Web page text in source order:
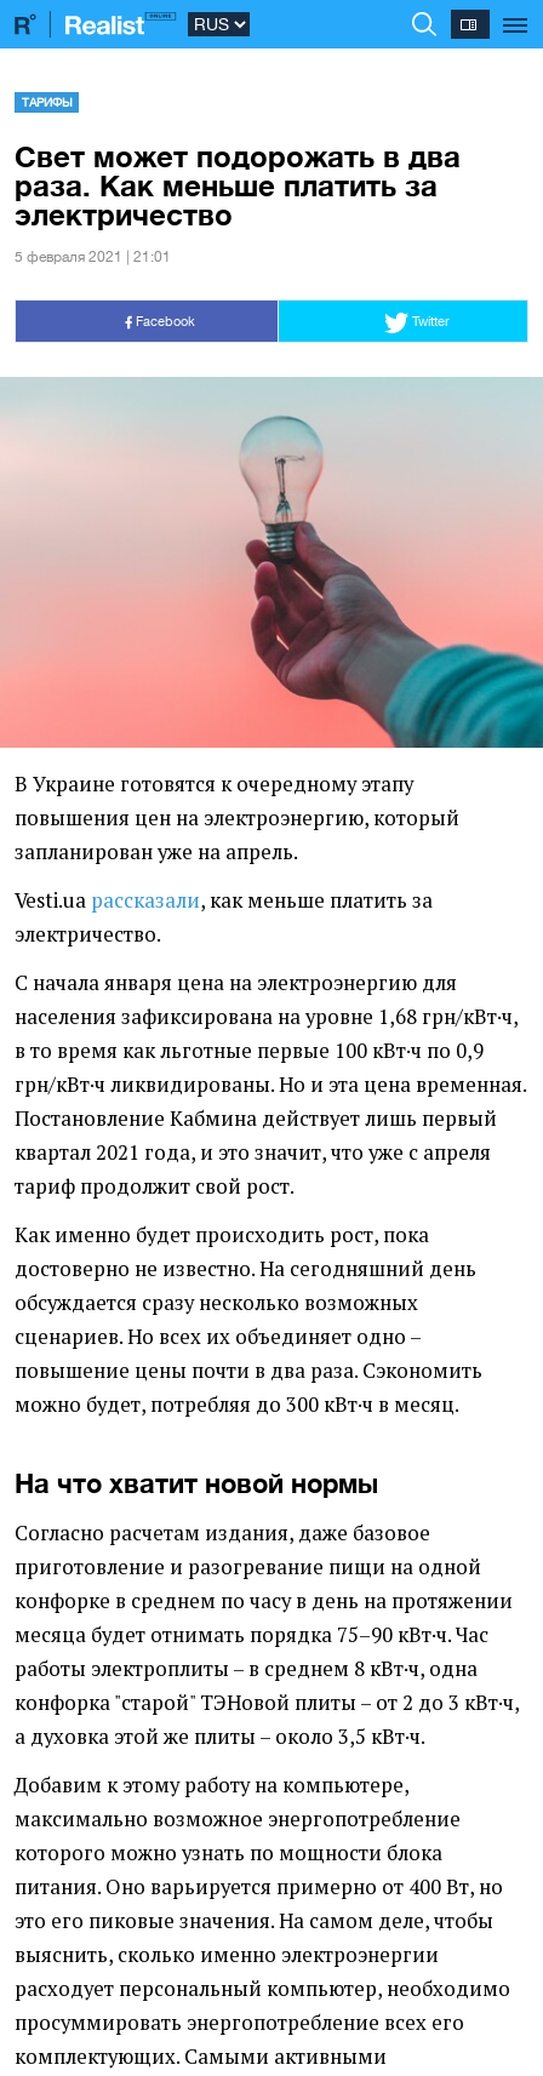
ТАРИФЫ
Свет может подорожать в два
раза. Как меньше платить за
электричество
5 февраля 2021 | 21:01
Facebook Twitter
В Украине готовятся к очередному этапу
повышения цен на электроэнергию, который
запланирован уже на апрель.
Vesti.ua рассказали, как меньше платить за
электричество.
С начала января цена на электроэнергию для
населения зафиксирована на уровне 1,68 грн/кВт·ч,
в то время как льготные первые 100 кВт·ч по 0,9
грн/кВт·ч ликвидированы. Но и эта цена временная.
Постановление Кабмина действует лишь первый
квартал 2021 года, и это значит, что уже с апреля
тариф продолжит свой рост.
Как именно будет происходить рост, пока
достоверно не известно. На сегодняшний день
обсуждается сразу несколько возможных
сценариев. Но всех их объединяет одно –
повышение цены почти в два раза. Сэкономить
можно будет, потребляя до 300 кВт·ч в месяц.
На что хватит новой нормы
Согласно расчетам издания, даже базовое
приготовление и разогревание пищи на одной
конфорке в среднем по часу в день на протяжении
месяца будет отнимать порядка 75–90 кВт·ч. Час
работы электроплиты – в среднем 8 кВт·ч, одна
конфорка "старой" ТЭНовой плиты – от 2 до 3 кВт·ч,
а духовка этой же плиты – около 3,5 кВт·ч.
Добавим к этому работу на компьютере,
максимально возможное энергопотребление
которого можно узнать по мощности блока
питания. Оно варьируется примерно от 400 Вт, но
это его пиковые значения. На самом деле, чтобы
выяснить, сколько именно электроэнергии
расходует персональный компьютер, необходимо
просуммировать энергопотребление всех его
комплектующих. Самыми активными